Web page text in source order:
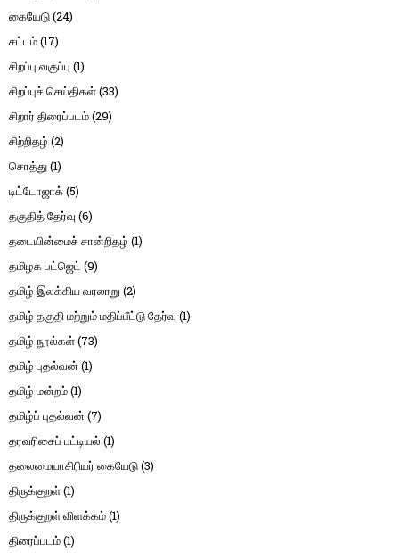
கையேடு(24)
சட்டம்(17)
சிறப்பு வகுப்பு (1)
சிறப்புச் செய்திகள்(33)
சிறார் திரைப்படம்(29)
சிற்றிதழ் (2)
சொத்து(1)
டிட்டோஜாக்(5)
தகுதித் தேர்வு (6)
தடையின்மைச் சான்றிதழ் (1)
தமிழக பட்ஜெட் (9)
தமிழ் இலக்கிய வரலாறு (2)
தமிழ் தகுதி மற்றும் மதிப்பீட்டு தேர்வு (1)
தமிழ் நூல்கள்(73)
தமிழ் புதல்வன் (1)
தமிழ் மன்றம்(1)
தமிழ்ப் புதல்வன் (7)
தரவரிசைப் பட்டியல் (1)
தலைமையாசிரியர் கையேடு(3)
திருக்குறள்(1)
திருக்குறள் விளக்கம்(1)
திரைப்படம்(1)